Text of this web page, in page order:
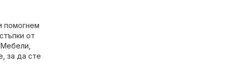
помогнем
от
Мебели,
за да сте